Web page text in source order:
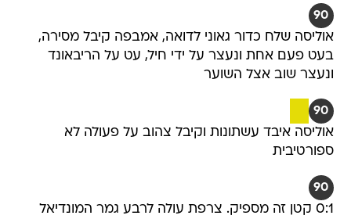
90
אוליסה שלח כדור גאוני לדואה, אמבפה קיבל מסירה,
בעט פעם אחת ונעצר על ידי חיל, עט על הריבאונד
ונעצר שוב אצל השוער
90
אוליסה איבד עשתונות וקיבל צהוב על פעולה לא
ספורטיבית
90
0:1 קטן זה מספיק. צרפת עולה לרבע גמר המונדיאל